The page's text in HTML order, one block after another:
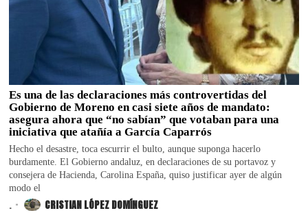
Es una de las declaraciones más controvertidas del
Gobierno de Moreno en casi siete años de mandato:
asegura ahora que “no sabían” que votaban para una
iniciativa que atañía a García Caparrós
Hecho el desastre, toca escurrir el bulto, aunque suponga hacerlo
burdamente. El Gobierno andaluz, en declaraciones de su portavoz y
consejera de Hacienda, Carolina España, quiso justificar ayer de algún
modo el
. CRISTIAN LÓPEZ DOMÍNGUEZ